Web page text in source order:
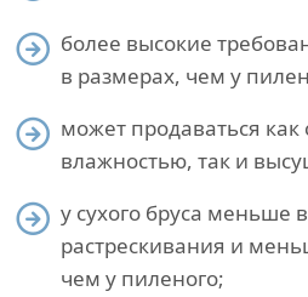
более высокие
в размерах, чем у
может продаваться как
влажностью, так и
у сухого бруса меньше
растрескивания и
чем у пиленого;